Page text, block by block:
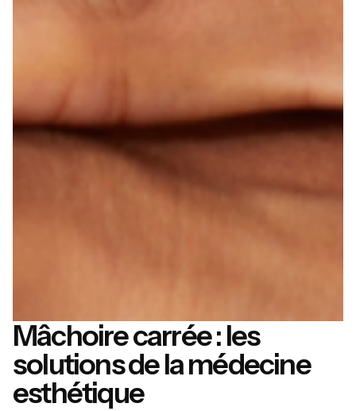
Mâchoire carrée : les
solutions de la médecine
esthétique